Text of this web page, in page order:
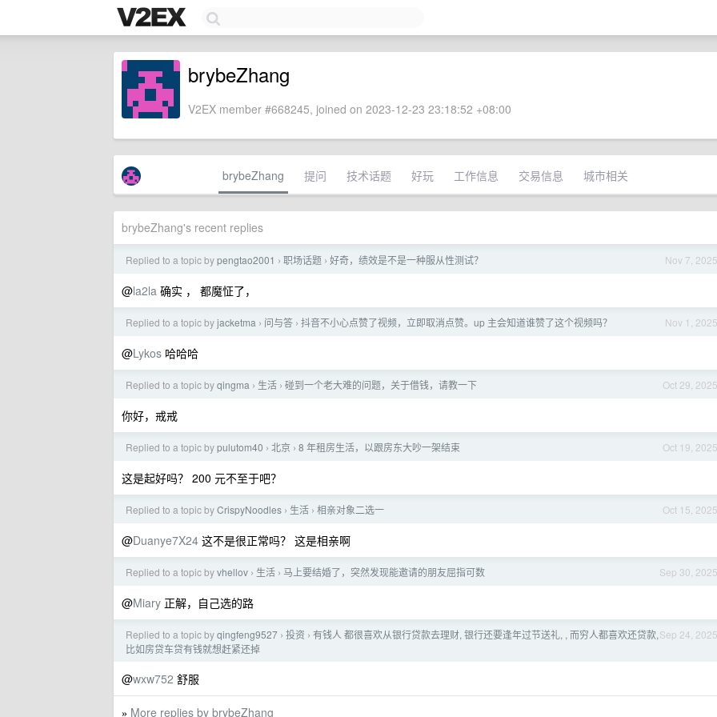
brybeZhang
V2EX member #668245, joined on 2023-12-23 23:18:52 +08:00
brybeZhang 提问 技术话题 好玩 工作信息 交易信息 城市相关
brybeZhang's recent replies
Nov 7, 2025
Replied to a topic bypengtao2001 › 职场话题 › 好奇，绩效是不是一种服从性测试？
@la2la 确实 ， 都魔怔了，
Nov 1, 2025
Replied to a topic byjacketma › 问与答 › 抖音不小心点赞了视频，立即取消点赞。up 主会知道谁赞了这个视频吗？
@Lykos 哈哈哈
Oct 29, 2025
Replied to a topic byqingma › 生活 › 碰到一个老大难的问题，关于借钱，请教一下
你好，戒戒
Oct 19, 2025
Replied to a topic bypulutom40 › 北京 › 8 年租房生活，以跟房东大吵一架结束
这是起好吗？ 200 元不至于吧？
Oct 15, 2025
Replied to a topic byCrispyNoodles › 生活 › 相亲对象二选一
@Duanye7X24 这不是很正常吗？ 这是相亲啊
Sep 30, 2025
Replied to a topic byvhellov › 生活 › 马上要结婚了，突然发现能邀请的朋友屈指可数
@Miary 正解，自己选的路
Sep 24, 2025
Replied to a topic byqingfeng9527 › 投资 › 有钱人 都很喜欢从银行贷款去理财, 银行还要逢年过节送礼, , 而穷人都喜欢还贷款,
比如房贷车贷有钱就想赶紧还掉
@wxw752 舒服
» More replies by brybeZhang